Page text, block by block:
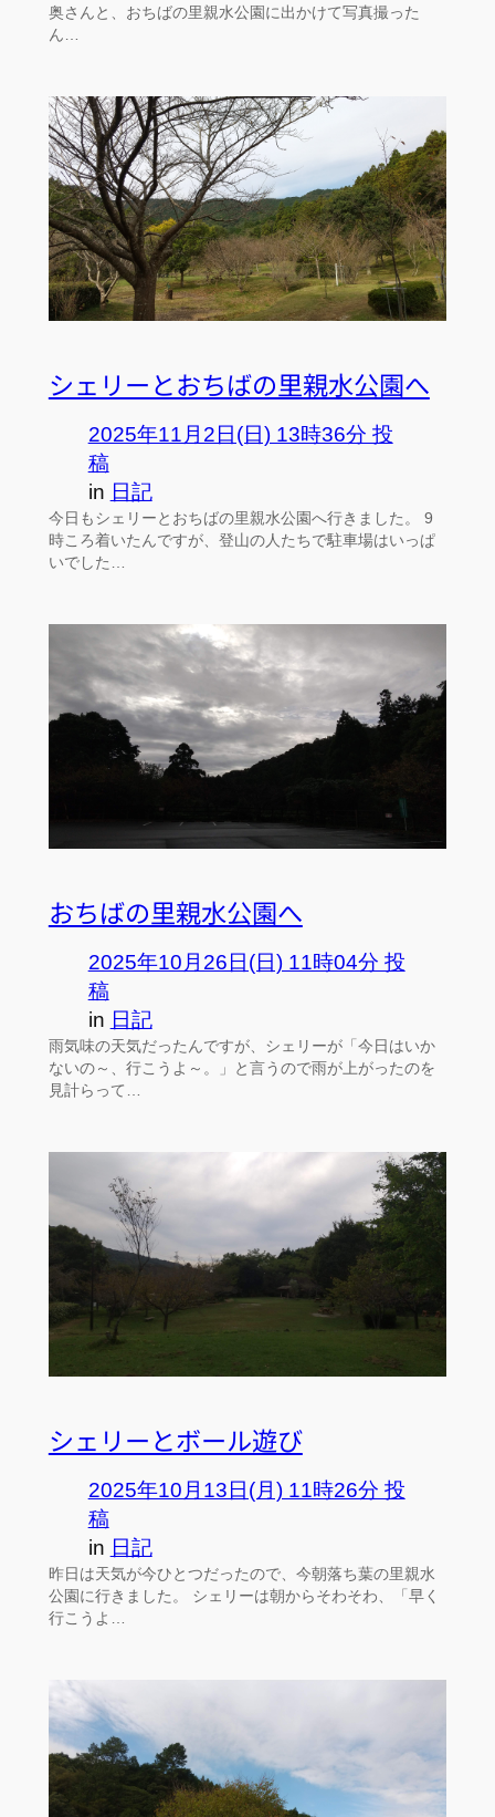
奥さんと、おちばの里親水公園に出かけて写真撮った
ん…
シェリーとおちばの里親水公園へ
2025年11月2日(日) 13時36分 投
稿
in 日記
今日もシェリーとおちばの里親水公園へ行きました。 9
時ころ着いたんですが、登山の人たちで駐車場はいっぱ
いでした…
おちばの里親水公園へ
2025年10月26日(日) 11時04分 投
稿
in 日記
雨気味の天気だったんですが、シェリーが「今日はいか
ないの～、行こうよ～。」と言うので雨が上がったのを
見計らって…
シェリーとボール遊び
2025年10月13日(月) 11時26分 投
稿
in 日記
昨日は天気が今ひとつだったので、今朝落ち葉の里親水
公園に行きました。 シェリーは朝からそわそわ、「早く
行こうよ…